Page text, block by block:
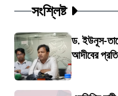
সংশ্লিষ্ট
ড. ইউনূস-
আদীবের